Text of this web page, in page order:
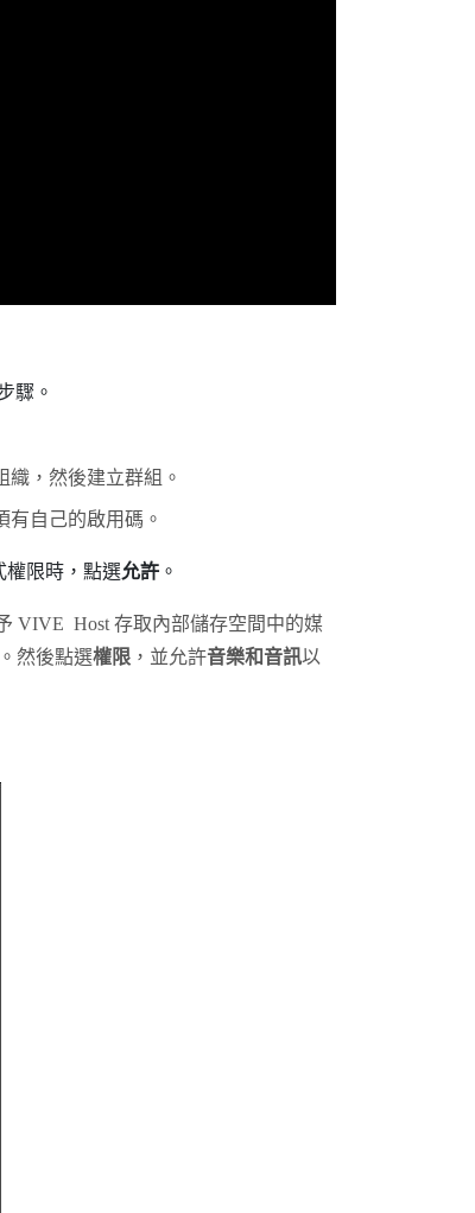
驟。
，然後建立群組。
自己的啟用碼。
權限時，點選允許。
VIVE Host存取內部儲存空間中的媒
然後點選權限，並允許音樂和音訊以